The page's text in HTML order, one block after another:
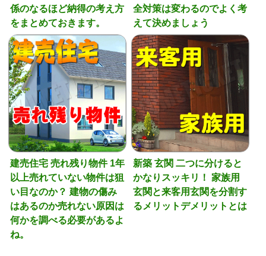
係のなるほど納得の考え方
をまとめておきます。
全対策は変わるのでよく考
えて決めましょう
建売住宅 売れ残り物件 1年
以上売れていない物件は狙
い目なのか？ 建物の傷み
はあるのか売れない原因は
何かを調べる必要があるよ
ね。
新築 玄関 二つに分けると
かなりスッキリ！ 家族用
玄関と来客用玄関を分割す
るメリットデメリットとは